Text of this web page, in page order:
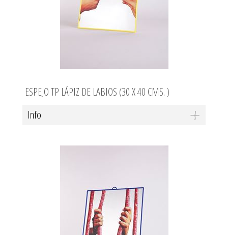
ESPEJO TP LÁPIZ DE LABIOS (30 X 40 CMS. )
Info